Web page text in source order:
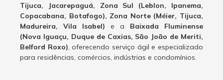
Tijuca, Jacarepaguá, Zona Sul (Leblon, Ipanema,
Copacabana, Botafogo), Zona Norte (Méier, Tijuca,
Madureira, Vila Isabel) e a Baixada Fluminense
(Nova Iguaçu, Duque de Caxias, São João de Meriti,
Belford Roxo) , oferecendo serviço ágil e especializado
para residências, comércios, indústrias e condomínios.